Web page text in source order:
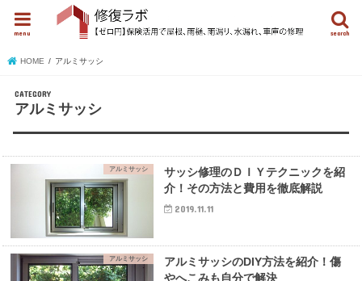
search
menu
HOME アルミサッシ
アルミサッシ
アルミサッシ
サッシ修理のＤＩＹテクニックを紹
介！その方法と費用を徹底解説
2019.11.11
アルミサッシ
アルミサッシのDIY方法を紹介！傷
やへこみも自分で解決